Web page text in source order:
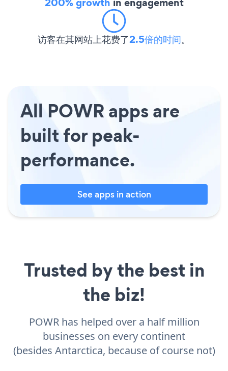
访客在其网站上花费了2.5倍的时间。
All POWR apps are
built for peak-
performance.
See apps in action
Trusted by the best in
the biz!
POWR has helped over a half million
businesses on every continent
(besides Antarctica, because of course not)